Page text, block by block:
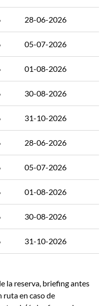
28-06-2026
05-07-2026
01-08-2026
30-08-2026
31-10-2026
28-06-2026
05-07-2026
01-08-2026
30-08-2026
31-10-2026
la reserva, briefing antes
ruta en caso de